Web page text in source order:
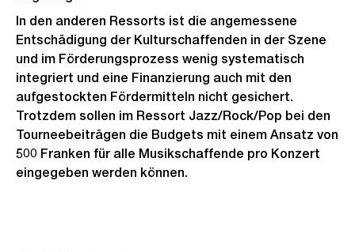
In den anderen Ressorts ist die angemessene
Entschädigung der Kulturschaffenden in der Szene
und im Förderungsprozess wenig systematisch
integriert und eine Finanzierung auch mit den
aufgestockten Fördermitteln nicht gesichert.
Trotzdem sollen im Ressort Jazz/Rock/Pop bei den
Tourneebeiträgen die Budgets mit einem Ansatz von
500 Franken für alle Musikschaffende pro Konzert
eingegeben werden können.